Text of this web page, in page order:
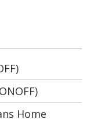
Home